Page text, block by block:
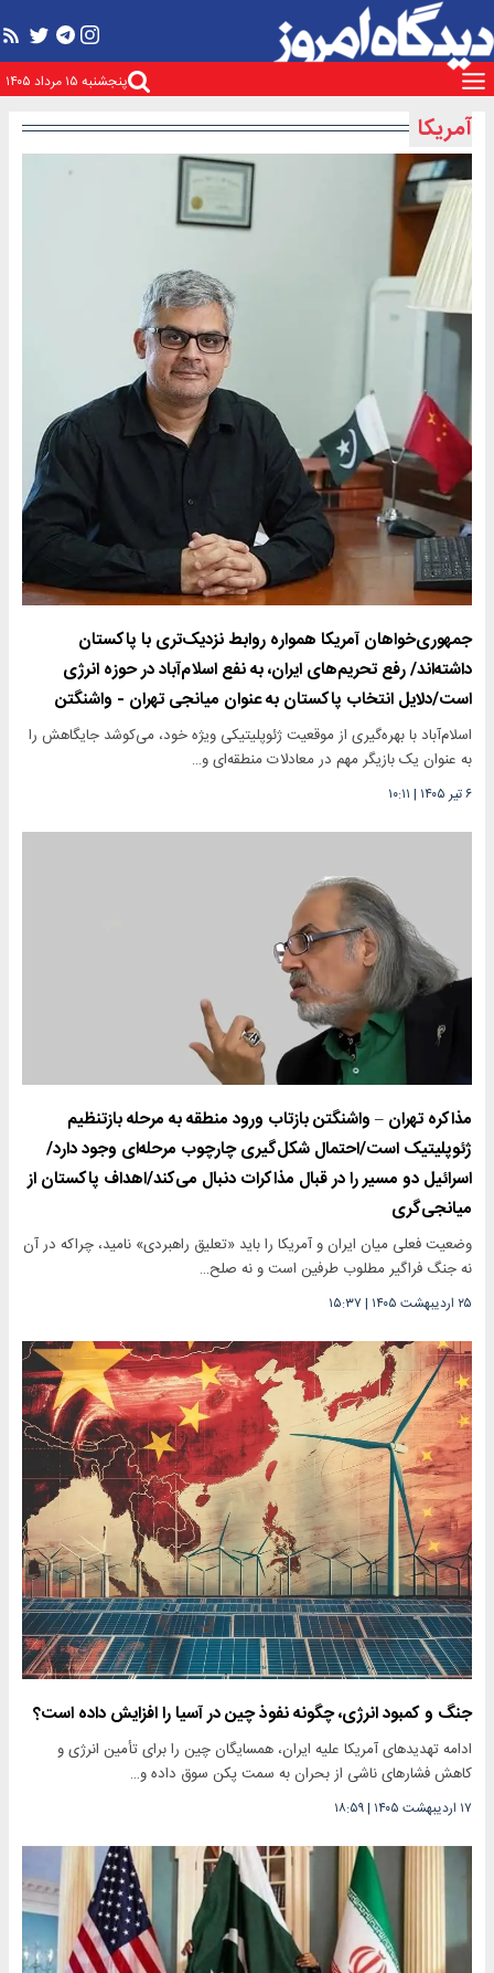
پنجشنبه ۱۵ مرداد ۱۴۰۵
آمریکا
جمهوری‌خواهان آمریکا همواره روابط نزدیک‌تری با پاکستان
داشته‌اند/ رفع تحریم‌های ایران، به نفع اسلام‌آباد در حوزه انرژی
است/دلایل انتخاب پاکستان به عنوان میانجی تهران - واشنگتن
اسلام‌آباد با بهره‌گیری از موقعیت ژئوپلیتیکی ویژه خود، می‌کوشد جایگاهش را
به عنوان یک بازیگر مهم در معادلات منطقه‌ای و…
۶ تیر ۱۴۰۵ | ۱۰:۱۱
مذاکره تهران – واشنگتن بازتاب ورود منطقه به مرحله‌ بازتنظیم
ژئوپلیتیک است/احتمال شکل‌گیری چارچوب مرحله‌ای وجود دارد/
اسرائیل دو مسیر را در قبال مذاکرات دنبال می‌کند/اهداف پاکستان از
میانجی‌گری
وضعیت فعلی میان ایران و آمریکا را باید «تعلیق راهبردی» نامید، چراکه در آن
نه جنگ فراگیر مطلوب طرفین است و نه صلح…
۲۵ اردیبهشت ۱۴۰۵ | ۱۵:۳۷
جنگ و کمبود انرژی، چگونه نفوذ چین در آسیا را افزایش داده است؟
ادامه تهدیدهای آمریکا علیه ایران، همسایگان چین را برای تأمین انرژی و
کاهش فشارهای ناشی از بحران به سمت پکن سوق داده و…
۱۷ اردیبهشت ۱۴۰۵ |۱۸:۵۹